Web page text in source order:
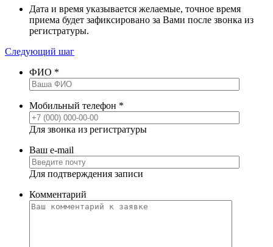
Дата и время указывается желаемые, точное время
приема будет зафиксировано за Вами после звонка из
регистратуры.
Следующий шаг
ФИО *
Мобильный телефон *
Для звонка из регистратуры
Ваш e-mail
Для подтверждения записи
Комментарий